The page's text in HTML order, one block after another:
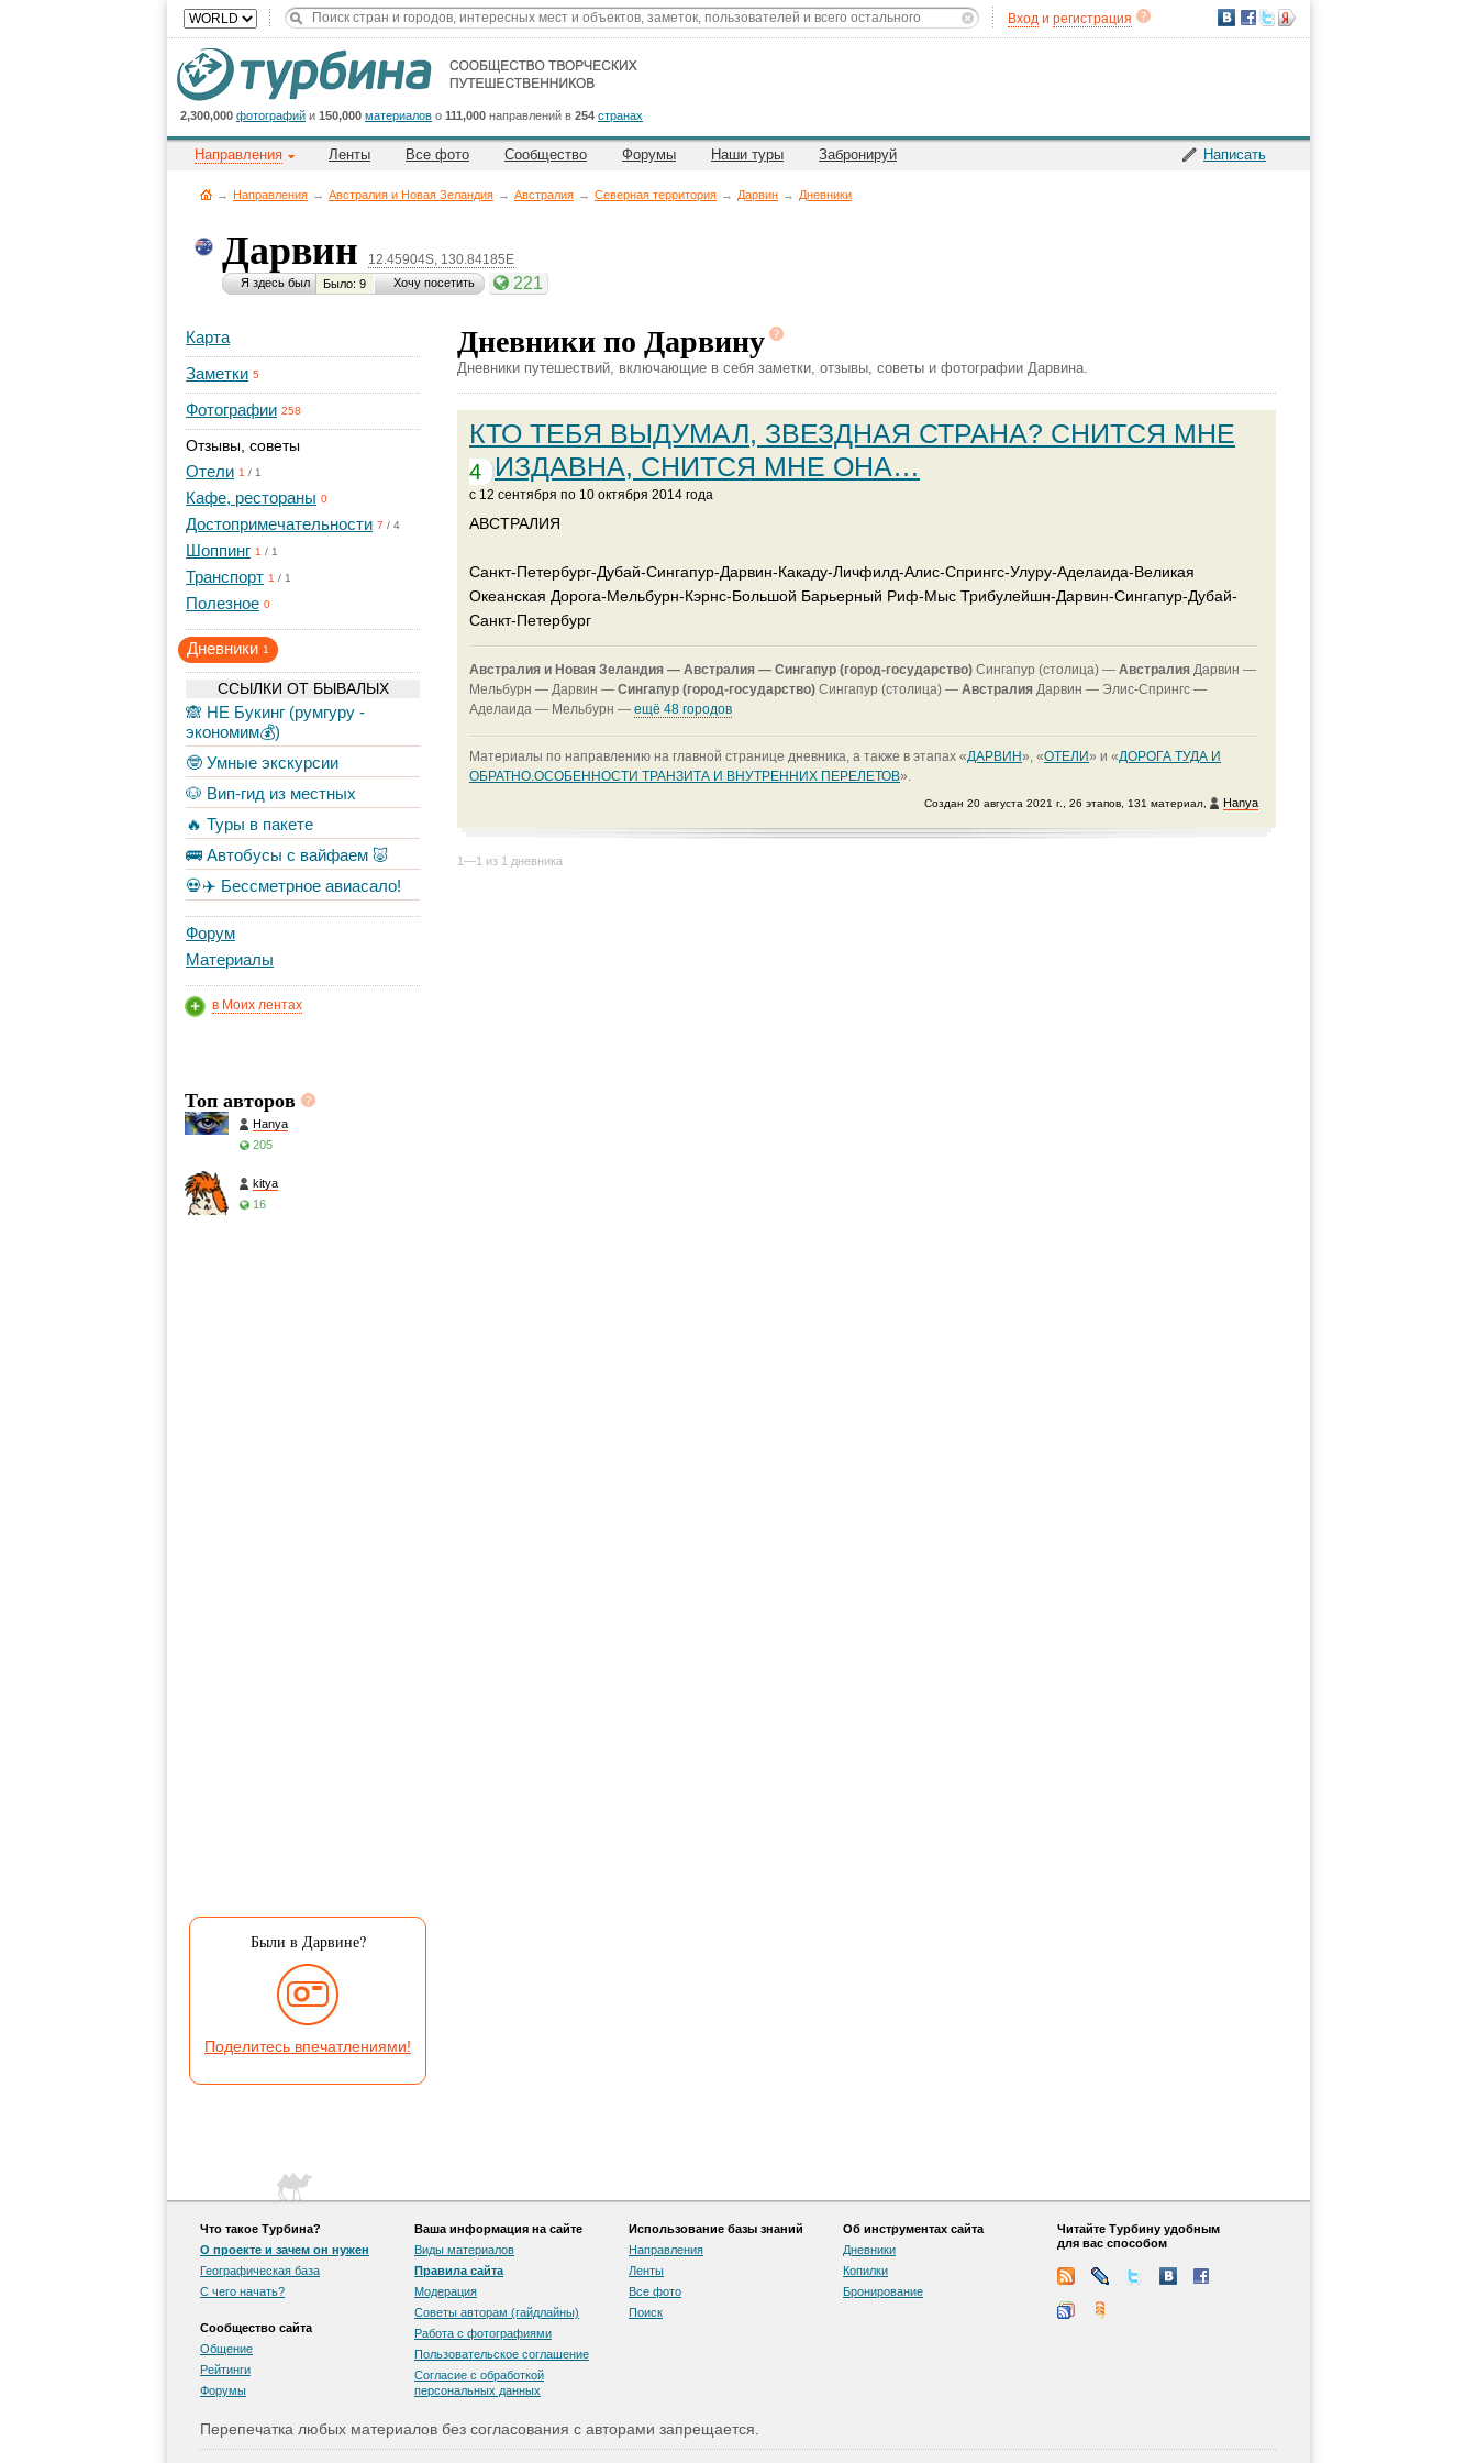
Вход и регистрация
2,300,000 фотографий и 150,000 материалов о 111,000 направлений в 254 странах
Написать
Направления Ленты Все фото Сообщество Форумы Наши туры Забронируй
→ Направления → Австралия и Новая Зеландия → Австралия → Северная территория → Дарвин → Дневники
Дарвин 12.45904S, 130.84185E
Я здесь был Было: 9 Хочу посетить 221
Карта
Заметки 5
Фотографии 258
Отзывы, советы
Отели 1 / 1
Кафе, рестораны 0
Достопримечательности 7 / 4
Шоппинг 1 / 1
Транспорт 1 / 1
Полезное 0
Дневники 1
ССЫЛКИ ОТ БЫВАЛЫХ
🙈 НЕ Букинг (румгуру -
экономим💰)
🤓 Умные экскурсии
🐶 Вип-гид из местных
🔥 Туры в пакете
🚌 Автобусы с вайфаем 🐷
💀✈️ Бессметрное авиасало!
Форум
Материалы
в Моих лентах
Топ авторов
Hanya
205
kitya
16
Были в Дарвине?
Поделитесь впечатлениями!
Дневники по Дарвину
Дневники путешествий, включающие в себя заметки, отзывы, советы и фотографии Дарвина.
КТО ТЕБЯ ВЫДУМАЛ, ЗВЕЗДНАЯ СТРАНА? СНИТСЯ МНЕ
ИЗДАВНА, СНИТСЯ МНЕ ОНА…
4
c 12 сентября по 10 октября 2014 года
АВСТРАЛИЯ
Санкт-Петербург-Дубай-Сингапур-Дарвин-Какаду-Личфилд-Алис-Спрингс-Улуру-Аделаида-Великая
Океанская Дорога-Мельбурн-Кэрнс-Большой Барьерный Риф-Мыс Трибулейшн-Дарвин-Сингапур-Дубай-
Санкт-Петербург
Австралия и Новая Зеландия — Австралия — Сингапур (город-государство) Сингапур (столица) — Австралия Дарвин —
Мельбурн — Дарвин — Сингапур (город-государство) Сингапур (столица) — Австралия Дарвин — Элис-Спрингс —
Аделаида — Мельбурн — ещё 48 городов
Материалы по направлению на главной странице дневника, а также в этапах «ДАРВИН», «ОТЕЛИ» и «ДОРОГА ТУДА И
ОБРАТНО.ОСОБЕННОСТИ ТРАНЗИТА И ВНУТРЕННИХ ПЕРЕЛЕТОВ».
Создан 20 августа 2021 г., 26 этапов, 131 материал, Hanya
1—1 из 1 дневника
Что такое Турбина?
О проекте и зачем он нужен
Географическая база
С чего начать?
Сообщество сайта
Общение
Рейтинги
Форумы
Ваша информация на сайте
Виды материалов
Правила сайта
Модерация
Советы авторам (гайдлайны)
Работа с фотографиями
Пользовательскоe соглашение
Согласие с обработкой
персональных данных
Использование базы знаний
Направления
Ленты
Все фото
Поиск
Об инструментах сайта
Дневники
Копилки
Бронирование
Читайте Турбину удобным
для вас способом
Перепечатка любых материалов без согласования с авторами запрещается.